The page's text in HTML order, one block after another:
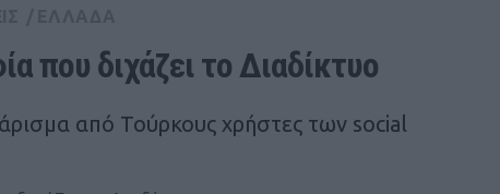
που διχάζει το Διαδίκτυο
από Τούρκους χρήστες των social